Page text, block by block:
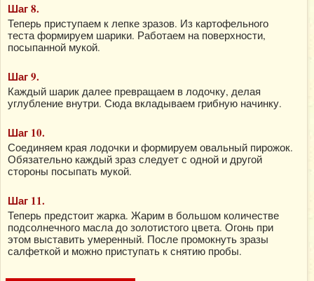
Шаг 8.
Теперь приступаем к лепке зразов. Из картофельного
теста формируем шарики. Работаем на поверхности,
посыпанной мукой.
Шаг 9.
Каждый шарик далее превращаем в лодочку, делая
углубление внутри. Сюда вкладываем грибную начинку.
Шаг 10.
Соединяем края лодочки и формируем овальный пирожок.
Обязательно каждый зраз следует с одной и другой
стороны посыпать мукой.
Шаг 11.
Теперь предстоит жарка. Жарим в большом количестве
подсолнечного масла до золотистого цвета. Огонь при
этом выставить умеренный. После промокнуть зразы
салфеткой и можно приступать к снятию пробы.